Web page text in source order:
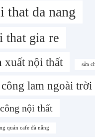
that da nang
that gia re
xuất nội thất sửa
lam ngoài trời
nội thất
quán cafe đà nẵng